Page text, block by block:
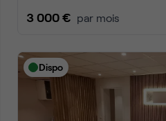
3 000 € par mois
Dispo